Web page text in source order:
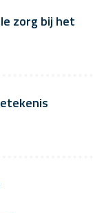
zorg bij het